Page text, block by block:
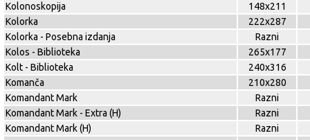
Kolonoskopija
148x211
Kolorka
222x287
Kolorka - Posebna izdanja
Razni
Kolos - Biblioteka
265x177
Kolt - Biblioteka
240x316
Komanča
210x280
Komandant Mark
Razni
Komandant Mark - Extra (H)
Razni
Komandant Mark (H)
Razni